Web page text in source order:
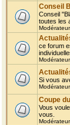
Conseil
Conseil
toutes les
ce forum
Si vous
Coupe
Vous
vous.